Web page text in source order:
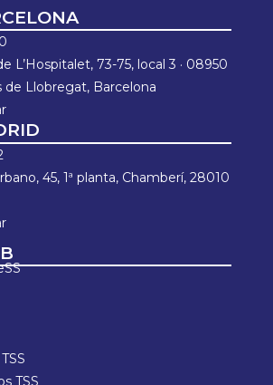
L’Hospitalet, 73-75, local 3 · 08950
de Llobregat, Barcelona
45, 1ª planta, Chamberí, 28010
TSS